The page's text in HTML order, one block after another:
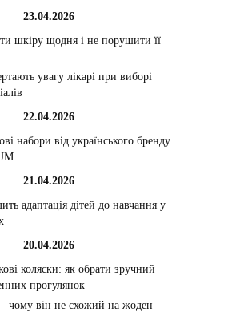
23.04.2026
шкіру щодня і не порушити її
увагу лікарі при виборі
22.04.2026
набори від українського бренду
21.04.2026
адаптація дітей до навчання у
20.04.2026
коляски: як обрати зручний
прогулянок
чому він не схожий на жоден